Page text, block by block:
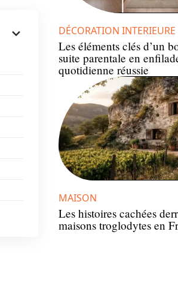
DÉCORATION INTERIEURE
Les éléments clés d’un
suite parentale en
quotidienne réussie
MAISON
Les histoires cachées
maisons troglodytes en